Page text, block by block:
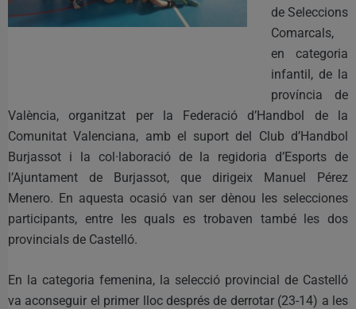
de Seleccions
Comarcals,
en categoria
infantil, de la
província de
València, organitzat per la Federació d’Handbol de la
Comunitat Valenciana, amb el suport del Club d’Handbol
Burjassot i la col·laboració de la regidoria d’Esports de
l’Ajuntament de Burjassot, que dirigeix Manuel Pérez
Menero. En aquesta ocasió van ser dènou les selecciones
participants, entre les quals es trobaven també les dos
provincials de Castelló.
En la categoria femenina, la selecció provincial de Castelló
va aconseguir el primer lloc després de derrotar (23-14) a les